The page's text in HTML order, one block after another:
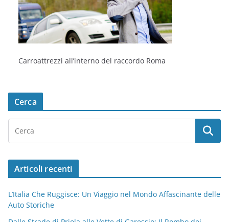
Carroattrezzi all’interno del raccordo Roma
Cerca
Articoli recenti
L’Italia Che Ruggisce: Un Viaggio nel Mondo Affascinante delle
Auto Storiche